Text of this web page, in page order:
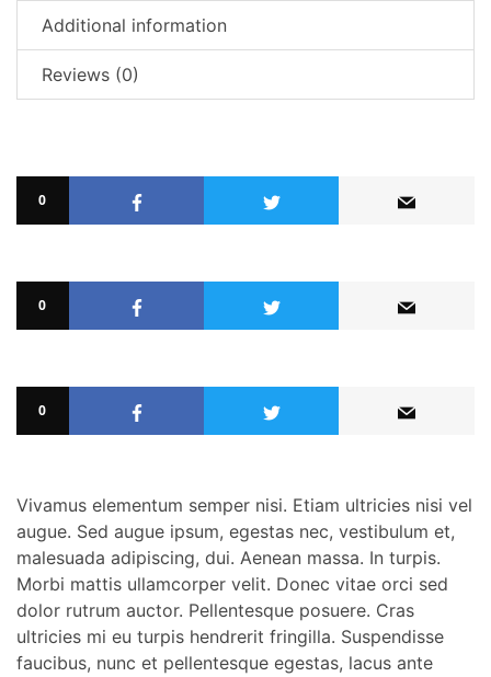
Additional information
Reviews (0)
0
0
0
Vivamus elementum semper nisi. Etiam ultricies nisi vel
augue. Sed augue ipsum, egestas nec, vestibulum et,
malesuada adipiscing, dui. Aenean massa. In turpis.
Morbi mattis ullamcorper velit. Donec vitae orci sed
dolor rutrum auctor. Pellentesque posuere. Cras
ultricies mi eu turpis hendrerit fringilla. Suspendisse
faucibus, nunc et pellentesque egestas, lacus ante